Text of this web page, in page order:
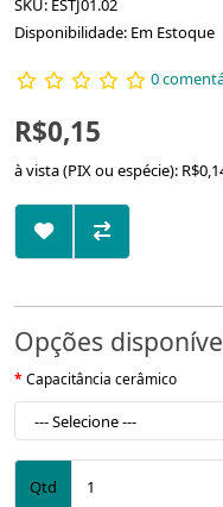
SKU: ESTJ01.02
Disponibilidade: Em Estoque
0
R$0,15
à vista (PIX ou espécie):
Opções
Capacitância cerâmico
Qtd